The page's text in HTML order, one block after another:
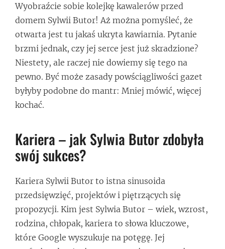
Wyobraźcie sobie kolejkę kawalerów przed
domem Sylwii Butor! Aż można pomyśleć, że
otwarta jest tu jakaś ukryta kawiarnia. Pytanie
brzmi jednak, czy jej serce jest już skradzione?
Niestety, ale raczej nie dowiemy się tego na
pewno. Być może zasady powściągliwości gazet
byłyby podobne do mantr: Mniej mówić, więcej
kochać.
Kariera – jak Sylwia Butor zdobyła
swój sukces?
Kariera Sylwii Butor to istna sinusoida
przedsięwzięć, projektów i piętrzących się
propozycji. Kim jest Sylwia Butor – wiek, wzrost,
rodzina, chłopak, kariera to słowa kluczowe,
które Google wyszukuje na potęgę. Jej